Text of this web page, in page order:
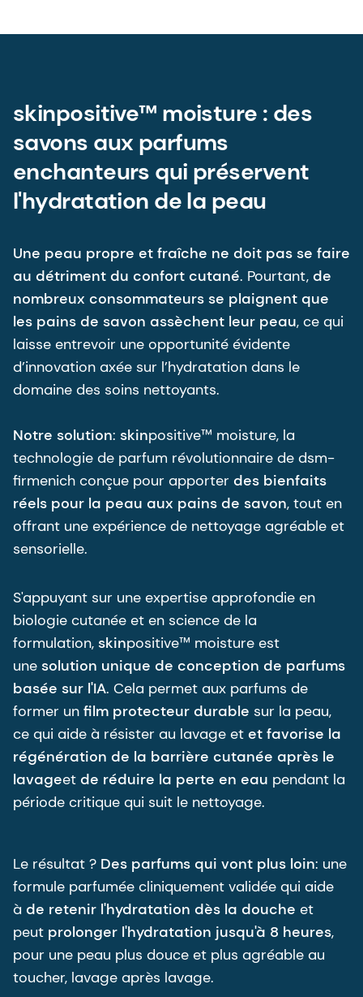
skinpositive™ moisture : des
savons aux parfums
enchanteurs qui préservent
l'hydratation de la peau
Une peau propre et fraîche ne doit pas se faire
au détriment du confort cutané. Pourtant, de
nombreux consommateurs se plaignent que
les pains de savon assèchent leur peau, ce qui
laisse entrevoir une opportunité évidente
d’innovation axée sur l’hydratation dans le
domaine des soins nettoyants.
Notre solution: skinpositive™ moisture, la
technologie de parfum révolutionnaire de dsm-
firmenich conçue pour apporter des bienfaits
réels pour la peau aux pains de savon, tout en
offrant une expérience de nettoyage agréable et
sensorielle.
S'appuyant sur une expertise approfondie en
biologie cutanée et en science de la
formulation, skinpositive™ moisture est
une solution unique de conception de parfums
basée sur l'IA. Cela permet aux parfums de
former un film protecteur durable sur la peau,
ce qui aide à résister au lavage et et favorise la
régénération de la barrière cutanée après le
lavageet de réduire la perte en eau pendant la
période critique qui suit le nettoyage.
Le résultat ? Des parfums qui vont plus loin: une
formule parfumée cliniquement validée qui aide
à de retenir l'hydratation dès la douche et
peut prolonger l'hydratation jusqu'à 8 heures,
pour une peau plus douce et plus agréable au
toucher, lavage après lavage.